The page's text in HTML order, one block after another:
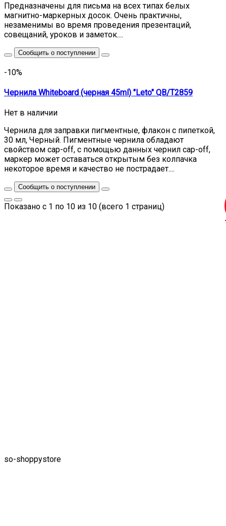
Предназначены для письма на всех типах белых
магнитно-маркерных досок. Очень практичны,
незаменимы во время проведения презентаций,
совещаний, уроков и заметок....
Сообщить о поступлении
-10%
Чернила Whiteboard (черная 45ml) "Leto" QB/T2859
Нет в наличии
Чернила для заправки пигментные, флакон с пипеткой,
30 мл, Черный. Пигментные чернила обладают
свойством cap-off, с помощью данных чернил cap-off,
маркер может оставаться открытым без колпачка
некоторое время и качество не пострадает....
Сообщить о поступлении
Показано с 1 по 10 из 10 (всего 1 страниц)
so-shoppystore